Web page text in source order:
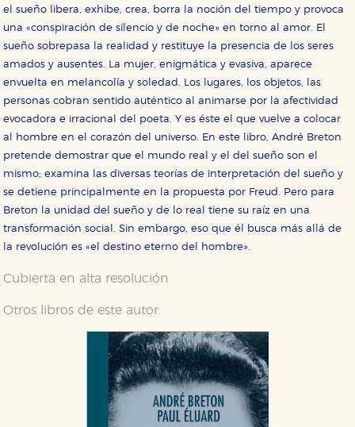
el sueño libera, exhibe, crea, borra la noción del tiempo y provoca
una «conspiración de silencio y de noche» en torno al amor. El
sueño sobrepasa la realidad y restituye la presencia de los seres
amados y ausentes. La mujer, enigmática y evasiva, aparece
envuelta en melancolía y soledad. Los lugares, los objetos, las
personas cobran sentido auténtico al animarse por la afectividad
evocadora e irracional del poeta. Y es éste el que vuelve a colocar
al hombre en el corazón del universo. En este libro, André Breton
pretende demostrar que el mundo real y el del sueño son el
mismo; examina las diversas teorías de interpretación del sueño y
se detiene principalmente en la propuesta por Freud. Pero para
Breton la unidad del sueño y de lo real tiene su raíz en una
transformación social. Sin embargo, eso que él busca más allá de
la revolución es «el destino eterno del hombre».
Cubierta en alta resolución
Otros libros de este autor:
CONFIGURACIÓN DE COOKIES
HABILITAR TODO RECHAZAR TODO
Estas cookies son necesarias para que nuestro sitio
web funcione y no es posible deshabilitarlas desde
nuestro sistema. Es posible hacerlo desde el
navegador, pero en ese caso es posible que algunas
áreas de nuestra web dejen de funcionar
correctamente.
Cookies de rendimiento y analíticas
de navegación y optimizar el funcionamiento de
nuestro sitio web. Almacenan configuraciones de
vez que nos visita. La información es agregada y, por lo
Cookies de publicidad y redes sociales
Estas cookies son gestionadas por nuestros socios
publicitarios y se utilizan para mostrar publicidad
relevante para sus intereses en otros sitios. No
almacenan directamente información personal sino
que se basan en la identificación única de su
navegador y dispositivo de internet.